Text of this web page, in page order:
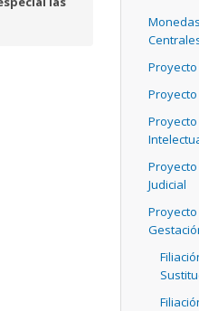
Judicial